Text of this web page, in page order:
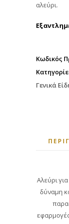
αλεύρι.
Κωδικός
Γενικά
Αλεύρι
δύναμη